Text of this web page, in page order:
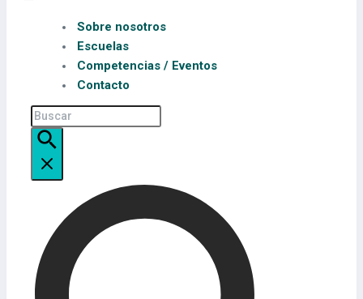
Sobre nosotros
Escuelas
Competencias / Eventos
Contacto
Buscar: